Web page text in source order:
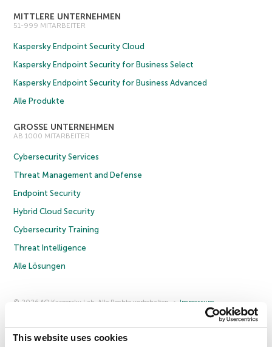
This website uses cookies
MITTLERE UNTERNEHMEN
51-999 MITARBEITER
Kaspersky Endpoint Security Cloud
Kaspersky Endpoint Security for Business Select
Kaspersky Endpoint Security for Business Advanced
Alle Produkte
GROSSE UNTERNEHMEN
AB 1000 MITARBEITER
Cybersecurity Services
Threat Management and Defense
Endpoint Security
Hybrid Cloud Security
Cybersecurity Training
Threat Intelligence
Alle Lösungen
© 2026 AO Kaspersky Lab. Alle Rechte vorbehalten.
Impressum
Lizenzvereinbarung B2B
Anmeldung zum Newsletter für B2B-Vertriebspartner